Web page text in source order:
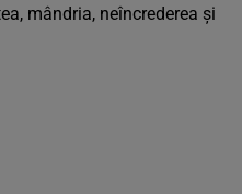
mândria, neîncrederea și